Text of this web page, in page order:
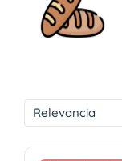
Relevancia